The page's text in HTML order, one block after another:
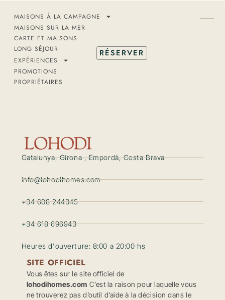
MAISONS À LA CAMPAGNE
MAISONS SUR LA MER
CARTE ET MAISONS
LONG SÉJOUR
EXPÉRIENCES
PROMOTIONS
PROPRIÉTAIRES
RÉSERVER
Catalunya, Girona , Empordà, Costa Brava
info@lohodihomes.com
+34 608 244345
+34 618 696943
Heures d'ouverture: 8:00 a 20:00 hs
SITE OFFICIEL
Vous êtes sur le site officiel de
lohodihomes.com C’est la raison pour laquelle vous
ne trouverez pas d’outil d’aide à la décision dans le